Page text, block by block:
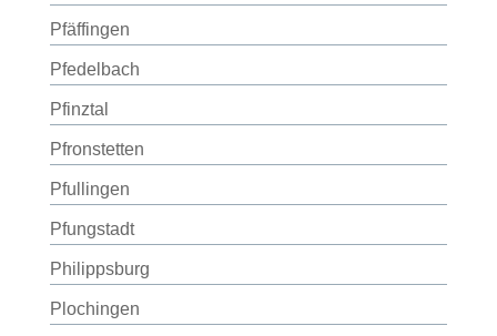
Pfäffingen
Pfedelbach
Pfinztal
Pfronstetten
Pfullingen
Pfungstadt
Philippsburg
Plochingen